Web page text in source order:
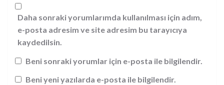
Daha sonraki yorumlarımda kullanılması için adım,
e-posta adresim ve site adresim bu tarayıcıya
kaydedilsin.
Beni sonraki yorumlar için e-posta ile bilgilendir.
Beni yeni yazılarda e-posta ile bilgilendir.